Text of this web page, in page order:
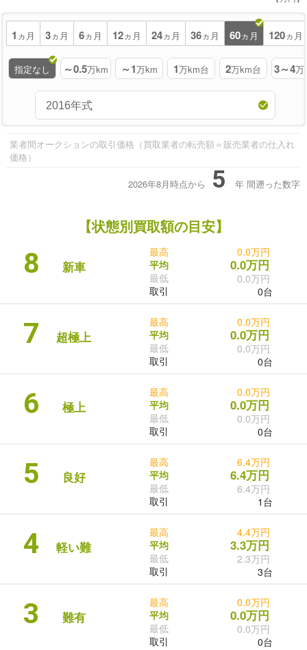
1 ヵ月 3ヵ月 6ヵ月 12ヵ月 24ヵ月 36ヵ月 60ヵ月 120ヵ月
指定なし ～0.5万km ～1万km 1万km台 2万km台 3～4万
業者間オークションの取引価格（買取業者の転売額＝販売業者の仕入れ
価格）
2026年8月時点から 5 年 間遡った数字
【状態別買取額の目安】
8 新車
最高
平均
最低
取引
0.0万円
0.0万円
0.0万円
0台
7 超極上
最高
平均
最低
取引
0.0万円
0.0万円
0.0万円
0台
6 極上
最高
平均
最低
取引
0.0万円
0.0万円
0.0万円
0台
5 良好
最高
平均
最低
取引
6.4万円
6.4万円
6.4万円
1台
4 軽い難
最高
平均
最低
取引
4.4万円
3.3万円
2.3万円
3台
3 難有
最高
平均
最低
取引
0.0万円
0.0万円
0.0万円
0台